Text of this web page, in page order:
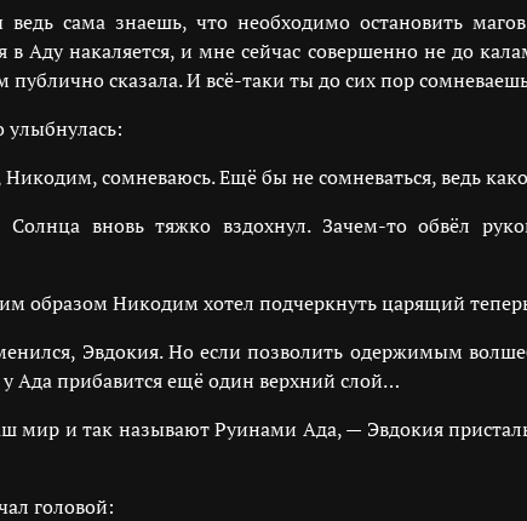
сама знаешь, что необходимо остановить
в Аду накаляется, и мне сейчас совершенно не до
публично сказала. И всё-таки ты до сих пор
улыбнулась:
сомневаюсь. Ещё бы не сомневаться, ведь
Солнца вновь тяжко вздохнул. Зачем-то обвёл
образом Никодим хотел подчеркнуть царящий
Эвдокия. Но если позволить одержимым
у Ада прибавится ещё один верхний слой…
мир и так называют Руинами Ада, — Эвдокия
головой: